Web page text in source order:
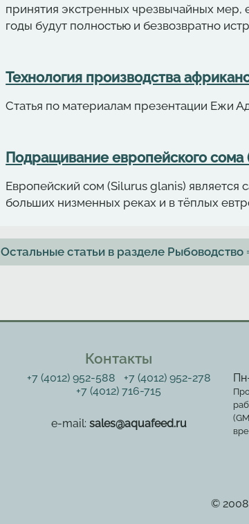
принятия экстренных чрезвычайных
годы будут полностью и безвозвратно
Технология производства
Статья по материалам презентации Ежи
Подращивание европейского
Европейский сом (Silurus glanis)
больших низменных реках и в тёплых
Остальные статьи в разделе
Контакты
+7 (4012) 952-588
+7 (4012) 952-278
+7 (4012) 716-715
e-mail: sales@aquafeed.ru
©